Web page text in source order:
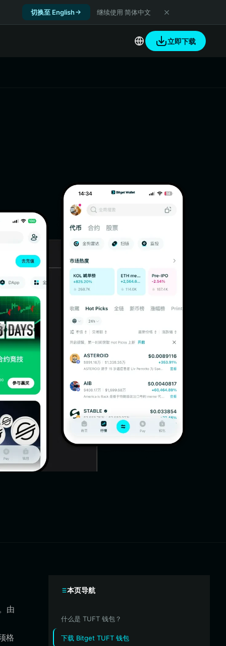
切换至 English 继续使用 简体中文
立即下载
由
格
本页导航
什么是 TUFT 钱包？
下载 Bitget TUFT 钱包